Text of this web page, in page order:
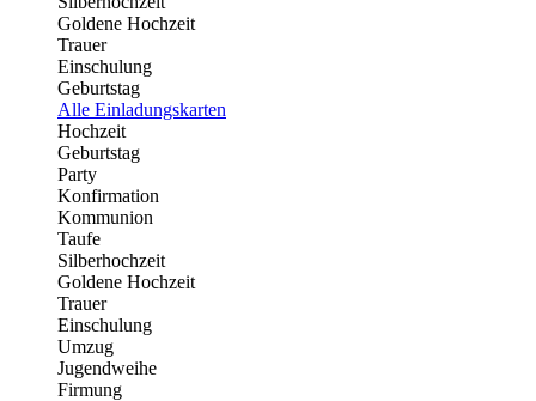
Goldene Hochzeit
Trauer
Einschulung
Geburtstag
Alle Einladungskarten
Hochzeit
Geburtstag
Party
Konfirmation
Kommunion
Taufe
Silberhochzeit
Goldene Hochzeit
Trauer
Einschulung
Umzug
Jugendweihe
Firmung